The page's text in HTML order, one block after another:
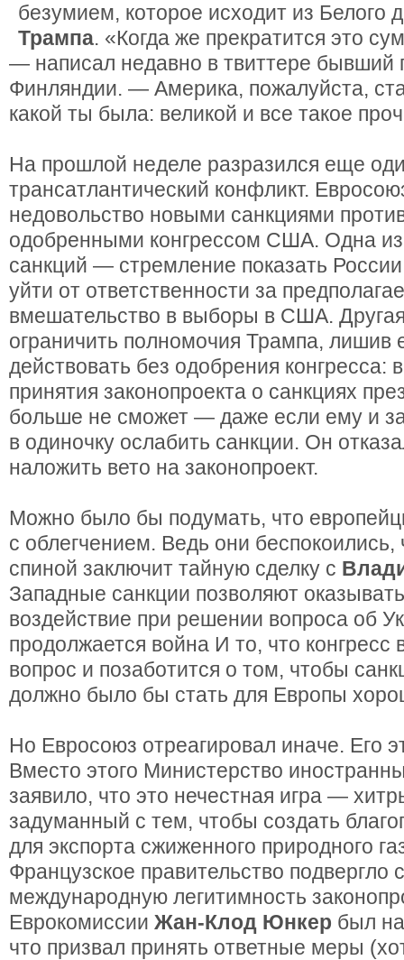
безумием, которое исходит из Белого
Трампа. «Когда же прекратится это
— написал недавно в твиттере бывший
Финляндии. — Америка, пожалуйста,
какой ты была: великой и все такое
На прошлой неделе разразился еще
трансатлантический конфликт.
недовольство новыми санкциями
одобренными конгрессом США. Одна из
санкций — стремление показать
уйти от ответственности за
вмешательство в выборы в США.
ограничить полномочия Трампа, лишив
действовать без одобрения конгресса:
принятия законопроекта о санкциях
больше не сможет — даже если ему и
в одиночку ослабить санкции. Он
наложить вето на законопроект.
Можно было бы подумать, что
с облегчением. Ведь они беспокоились,
спиной заключит тайную сделку с
Западные санкции позволяют
воздействие при решении вопроса об
продолжается война И то, что конгресс
вопрос и позаботится о том, чтобы
должно было бы стать для Европы
Но Евросоюз отреагировал иначе. Его
Вместо этого Министерство
заявило, что это нечестная игра —
задуманный с тем, чтобы создать
для экспорта сжиженного природного
Французское правительство подвергло
международную легитимность
Еврокомиссии Жан-Клод Юнкер был
что призвал принять ответные меры